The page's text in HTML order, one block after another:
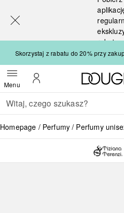
rabaty
Skorzystaj z rabatu do 20% przy
MenuOtwórz menuMoje konto
Wracać
Wykonaj wyszukiwanie
Homepage Perfumy Perfumy
[navigation.slideout.screenreader]